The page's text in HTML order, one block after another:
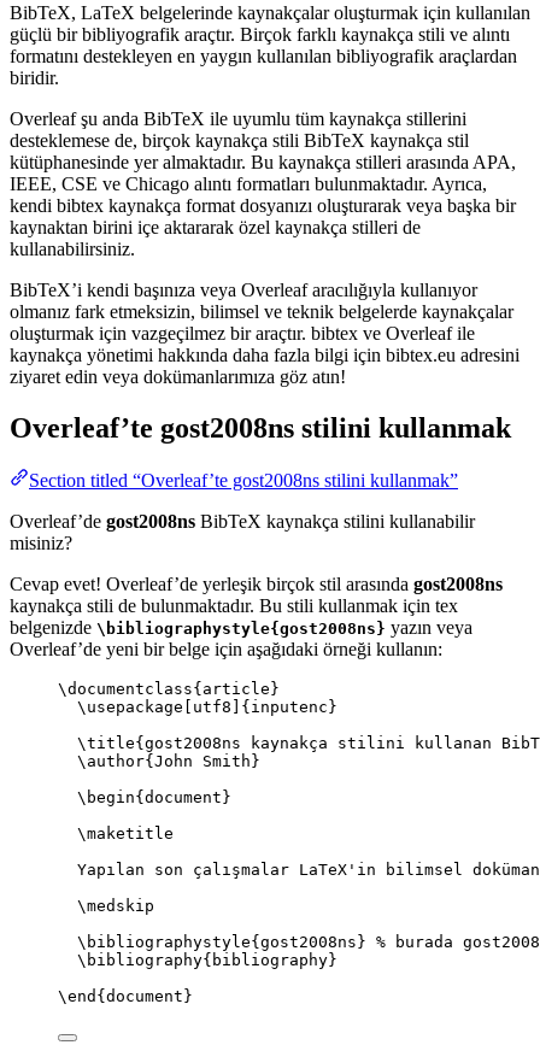
BibTeX, LaTeX belgelerinde kaynakçalar oluşturmak için kullanılan
güçlü bir bibliyografik araçtır. Birçok farklı kaynakça stili ve alıntı
formatını destekleyen en yaygın kullanılan bibliyografik araçlardan
biridir.
Overleaf şu anda BibTeX ile uyumlu tüm kaynakça stillerini
desteklemese de, birçok kaynakça stili BibTeX kaynakça stil
kütüphanesinde yer almaktadır. Bu kaynakça stilleri arasında APA,
IEEE, CSE ve Chicago alıntı formatları bulunmaktadır. Ayrıca,
kendi bibtex kaynakça format dosyanızı oluşturarak veya başka bir
kaynaktan birini içe aktararak özel kaynakça stilleri de
kullanabilirsiniz.
BibTeX’i kendi başınıza veya Overleaf aracılığıyla kullanıyor
olmanız fark etmeksizin, bilimsel ve teknik belgelerde kaynakçalar
oluşturmak için vazgeçilmez bir araçtır. bibtex ve Overleaf ile
kaynakça yönetimi hakkında daha fazla bilgi için bibtex.eu adresini
ziyaret edin veya dokümanlarımıza göz atın!
Overleaf’te gost2008ns stilini kullanmak
Section titled “Overleaf’te gost2008ns stilini kullanmak”
Overleaf’de gost2008ns BibTeX kaynakça stilini kullanabilir
misiniz?
Cevap evet! Overleaf’de yerleşik birçok stil arasında gost2008ns
kaynakça stili de bulunmaktadır. Bu stili kullanmak için tex
belgenizde \bibliographystyle{gost2008ns} yazın veya
Overleaf’de yeni bir belge için aşağıdaki örneği kullanın:
\documentclass{ article }
\usepackage
utf8 ]{ inputenc }
\title{gost2008ns kaynakça stilini kullanan
\author{John Smith}
\begin{ document }
\maketitle
Yapılan son çalışmalar LaTeX'in bilimsel
\medskip
\bibliographystyle{gost2008ns} % burada
\bibliography{bibliography}
\end { document }